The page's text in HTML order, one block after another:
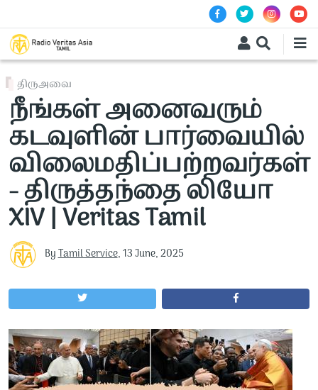
திருஅவை
நீங்கள் அனைவரும்
கடவுளின் பார்வையில்
விலைமதிப்பற்றவர்கள்
- திருத்தந்தை லியோ
XIV | Veritas Tamil
ByTamil Service,13 June, 2025